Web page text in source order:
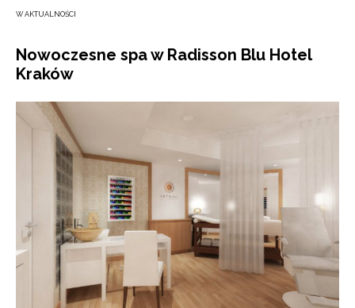
W AKTUALNOŚCI
Nowoczesne spa w Radisson Blu Hotel
Kraków